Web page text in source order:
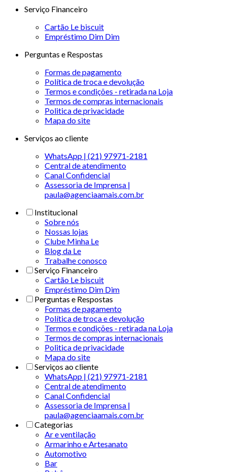
Serviço Financeiro
Cartão Le biscuit
Empréstimo Dim Dim
Perguntas e Respostas
Formas de pagamento
Política de troca e devolução
Termos e condições - retirada na Loja
Termos de compras internacionais
Politica de privacidade
Mapa do site
Serviços ao cliente
WhatsApp | (21) 97971-2181
Central de atendimento
Canal Confidencial
Assessoria de Imprensa |
paula@agenciaamais.com.br
Institucional
Sobre nós
Nossas lojas
Clube Minha Le
Blog da Le
Trabalhe conosco
Serviço Financeiro
Cartão Le biscuit
Empréstimo Dim Dim
Perguntas e Respostas
Formas de pagamento
Política de troca e devolução
Termos e condições - retirada na Loja
Termos de compras internacionais
Politica de privacidade
Mapa do site
Serviços ao cliente
WhatsApp | (21) 97971-2181
Central de atendimento
Canal Confidencial
Assessoria de Imprensa |
paula@agenciaamais.com.br
Categorias
Ar e ventilação
Armarinho e Artesanato
Automotivo
Bar